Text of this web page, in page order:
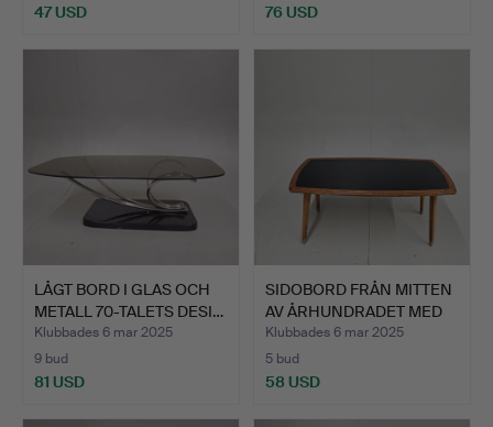
47 USD 76 USD
LÅGT BORD I GLAS OCH
METALL 70-TALETS DESI…
Klubbades 6 mar 2025
9 bud
81 USD
SIDOBORD FRÅN MITTEN
AV ÅRHUNDRADET MED
VA…
Klubbades 6 mar 2025
5 bud
58 USD